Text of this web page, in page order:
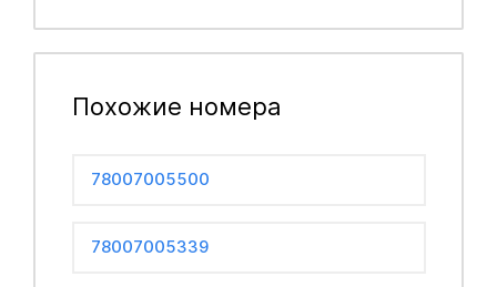
Похожие номера
78007005500
78007005339